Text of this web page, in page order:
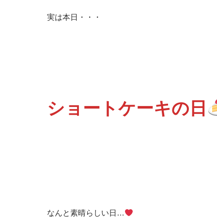
実は本日・・・
ショートケーキの日
なんと素晴らしい日…